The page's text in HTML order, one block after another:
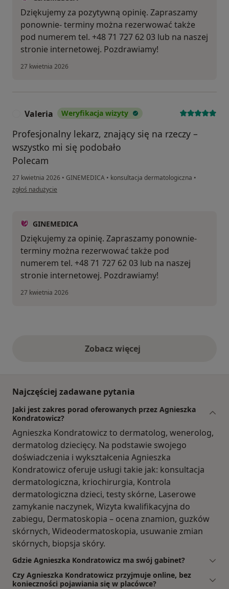
Dziękujemy za pozytywną opinię. Zapraszamy
ponownie- terminy można rezerwować także
pod numerem tel. +48 71 727 62 03 lub na naszej
stronie internetowej. Pozdrawiamy!
27 kwietnia 2026
Valeria Weryfikacja wizyty
Profesjonalny lekarz, znający się na rzeczy –
wszystko mi się podobało
Polecam
27 kwietnia 2026 • GINEMEDICA • konsultacja dermatologiczna •
w opinii użytkownika Valeria
zgłoś nadużycie
GINEMEDICA
Dziękujemy za opinię. Zapraszamy ponownie-
terminy można rezerwować także pod
numerem tel. +48 71 727 62 03 lub na naszej
stronie internetowej. Pozdrawiamy!
27 kwietnia 2026
Zobacz więcejopinie powyżej
Najczęściej zadawane pytania
Jaki jest zakres porad oferowanych przez Agnieszka
Kondratowicz?
Agnieszka Kondratowicz to dermatolog, wenerolog,
dermatolog dziecięcy. Na podstawie swojego
doświadczenia i wykształcenia Agnieszka
Kondratowicz oferuje usługi takie jak: konsultacja
dermatologiczna, kriochirurgia, Kontrola
dermatologiczna dzieci, testy skórne, Laserowe
zamykanie naczynek, Wizyta kwalifikacyjna do
zabiegu, Dermatoskopia – ocena znamion, guzków
skórnych, Wideodermatoskopia, usuwanie zmian
skórnych, biopsja skóry.
Gdzie Agnieszka Kondratowicz ma swój gabinet?
Czy Agnieszka Kondratowicz przyjmuje online, bez
konieczności pojawiania się w placówce?